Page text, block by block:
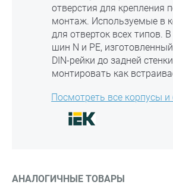
отверстия для крепления
монтаж. Используемые в
для отверток всех типов.
шин N и PE,
DIN-рейки до задней
монтировать как
Посмотреть все корпусы и
АНАЛОГИЧНЫЕ ТОВАРЫ